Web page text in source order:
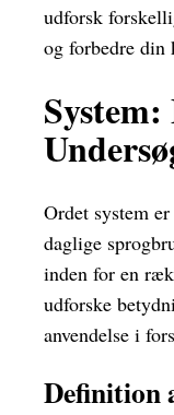
udforsk
og forbedre din
Ordet system
daglige
inden for en
udforske
anvendelse i
Definition